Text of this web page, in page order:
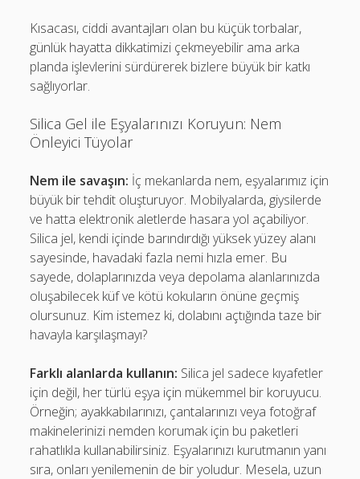
Kısacası, ciddi avantajları olan bu küçük torbalar,
günlük hayatta dikkatimizi çekmeyebilir ama arka
planda işlevlerini sürdürerek bizlere büyük bir katkı
sağlıyorlar.
Silica Gel ile Eşyalarınızı Koruyun: Nem
Önleyici Tüyolar
Nem ile savaşın: İç mekanlarda nem, eşyalarımız için
büyük bir tehdit oluşturuyor. Mobilyalarda, giysilerde
ve hatta elektronik aletlerde hasara yol açabiliyor.
Silica jel, kendi içinde barındırdığı yüksek yüzey alanı
sayesinde, havadaki fazla nemi hızla emer. Bu
sayede, dolaplarınızda veya depolama alanlarınızda
oluşabilecek küf ve kötü kokuların önüne geçmiş
olursunuz. Kim istemez ki, dolabını açtığında taze bir
havayla karşılaşmayı?
Farklı alanlarda kullanın: Silica jel sadece kıyafetler
için değil, her türlü eşya için mükemmel bir koruyucu.
Örneğin; ayakkabılarınızı, çantalarınızı veya fotoğraf
makinelerinizi nemden korumak için bu paketleri
rahatlıkla kullanabilirsiniz. Eşyalarınızı kurutmanın yanı
sıra, onları yenilemenin de bir yoludur. Mesela, uzun